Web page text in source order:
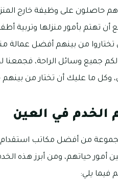
على وظيفة خارج
تهتم بأمور منزلها وتربية
تختاروا من بينهم أفضل عمالة
لكم جميع وسائل الراحة،
وكل ما عليك أن تختار من
الخدم في العين
من أفضل مكاتب استقدام
حياتهم، ومن أبرز هذه
فيما يلي: